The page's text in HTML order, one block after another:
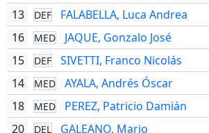
13
DEF FALABELLA, Luca Andrea
16 MED JAQUE, Gonzalo José
15 DEF
SIVETTI, Franco Nicolás
14
MED
AYALA, Andrés Óscar
18
MED
PEREZ, Patricio Damián
20
DEL GALEANO, Mario